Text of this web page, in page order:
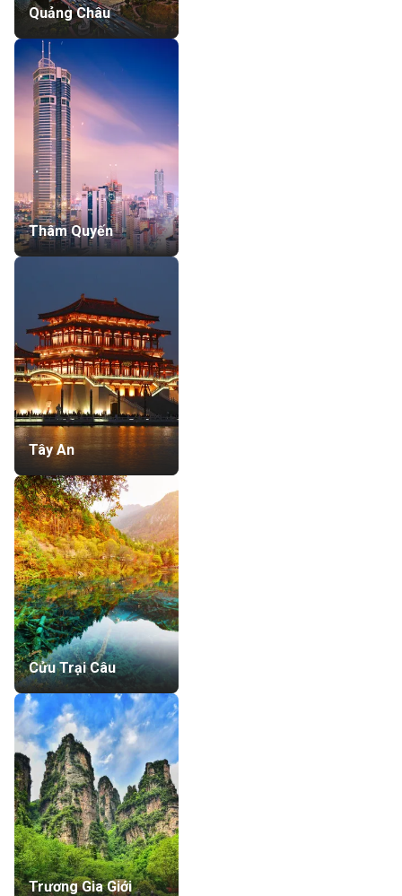
Quảng Châu
Thâm Quyến
Tây An
Cửu Trại Câu
Trương Gia Giới